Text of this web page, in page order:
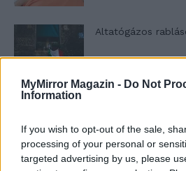
MyMirror Magazin - Do Not
Information
If you wish to opt-out of the sale,
processing of your personal or
targeted advertising by us, please
Altatógázos
T. Barnett: